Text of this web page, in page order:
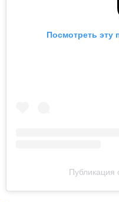
Посмотреть эту
Публикация